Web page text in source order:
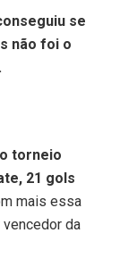
se
não foi o
torneio
21 gols
mais essa
da